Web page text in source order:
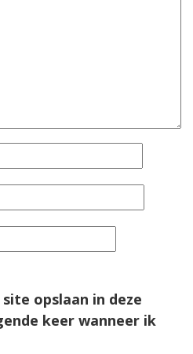
opslaan in deze
keer wanneer ik